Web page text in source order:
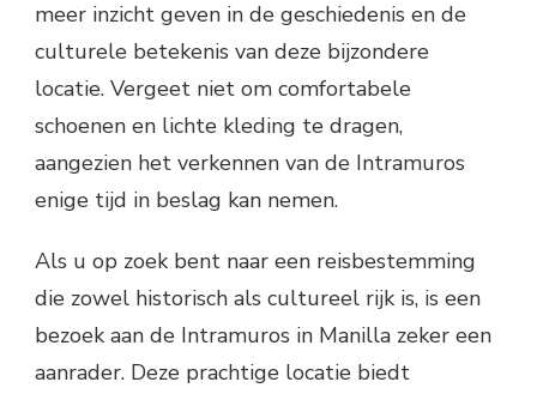
meer inzicht geven in de geschiedenis en de
culturele betekenis van deze bijzondere
locatie. Vergeet niet om comfortabele
schoenen en lichte kleding te dragen,
aangezien het verkennen van de Intramuros
enige tijd in beslag kan nemen.
Als u op zoek bent naar een reisbestemming
die zowel historisch als cultureel rijk is, is een
bezoek aan de Intramuros in Manilla zeker een
aanrader. Deze prachtige locatie biedt